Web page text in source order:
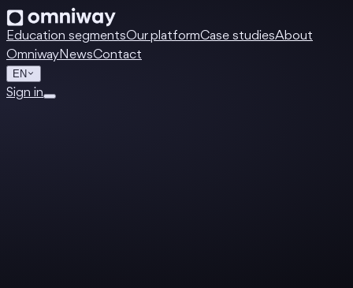
Education segmentsOur platformCase studiesAbout
OmniwayNewsContact
EN
Sign in